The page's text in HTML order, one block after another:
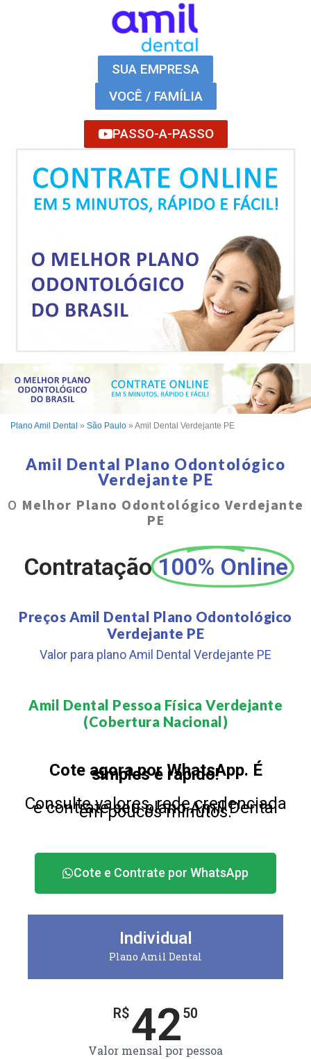
SUA EMPRESA
VOCÊ / FAMÍLIA
PASSO-A-PASSO
Plano Amil Dental » São Paulo » Amil Dental Verdejante PE
Amil Dental Plano Odontológico
Verdejante PE
O Melhor Plano Odontológico Verdejante
PE
Contratação 100% Online
Preços Amil Dental Plano Odontológico
Verdejante PE
Valor para plano Amil Dental Verdejante PE
Amil Dental Pessoa Física Verdejante
(Cobertura Nacional)​
Cote agora por WhatsApp. É
simples e rápido!
Consulte valores, rede credenciada
e contrate seu plano Amil Dental
em poucos minutos.
Cote e Contrate por WhatsApp
Individual
Plano Amil Dental
R$4250
Valor mensal por pessoa